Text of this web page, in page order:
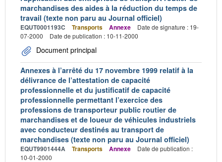
marchandises des aides à la réduction du temps de
travail (texte non paru au Journal officiel)
EQUT0001193C Transports Annexe
Date de signature : 19-
07-2000
Date de publication : 10-11-2000
Document principal
Annexes à l’arrêté du 17 novembre 1999 relatif à la
délivrance de l’attestation de capacité
professionnelle et du justificatif de capacité
professionnelle permettant l’exercice des
professions de transporteur public routier de
marchandises et de loueur de véhicules industriels
avec conducteur destinés au transport de
marchandises (texte non paru au Journal officiel)
EQUT9901444A Transports Annexe
Date de publication :
10-01-2000